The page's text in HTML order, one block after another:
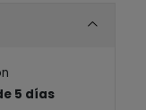
5 días